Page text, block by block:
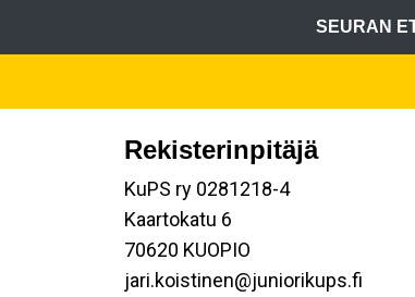
SEURAN
Rekisterinpitäjä
KuPS ry 0281218-4
Kaartokatu 6
70620 KUOPIO
jari.koistinen@juniorikups.fi